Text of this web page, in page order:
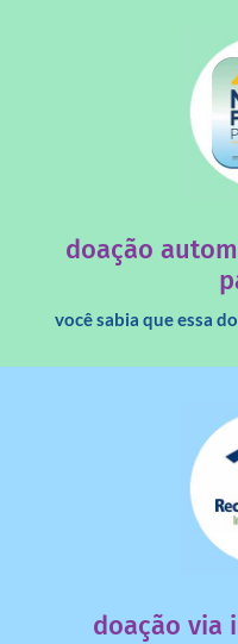
doação
você sabia que essa
doação via
dinheiro